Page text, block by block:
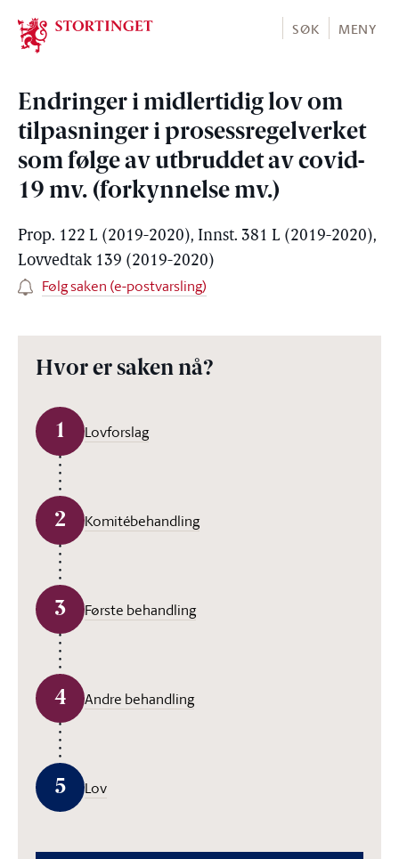
Stortinget.no
SØK MENY
Endringer i midlertidig lov om
tilpasninger i prosessregelverket
som følge av utbruddet av covid-
19 mv. (forkynnelse mv.)
Prop. 122 L (2019-2020), Innst. 381 L (2019-2020),
Lovvedtak 139 (2019-2020)
Følg saken (e-postvarsling)
Hvor er saken nå?
1 Lovforslag
2 Komitébehandling
3 Første behandling
4 Andre behandling
5 Lov